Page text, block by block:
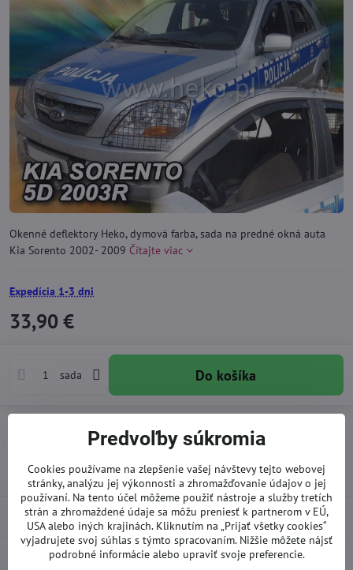
Okenné deflektory Heko, dymová farba, sada na predné okná auta
Kia Sorento 2002- 2009 Čítajte viac
Expedícia 1-3 dni
33,90 €
sada Do košíka
Výrobca:Heko
Popis
Recenzie 0
Predvoľby súkromia
Cookies používame na zlepšenie vašej návštevy tejto webovej
stránky, analýzu jej výkonnosti a zhromažďovanie údajov o jej
používaní. Na tento účel môžeme použiť nástroje a služby tretích
strán a zhromaždené údaje sa môžu preniesť k partnerom v EÚ,
USA alebo iných krajinách. Kliknutím na „Prijať všetky cookies“
vyjadrujete svoj súhlas s týmto spracovaním. Nižšie môžete nájsť
podrobné informácie alebo upraviť svoje preferencie.